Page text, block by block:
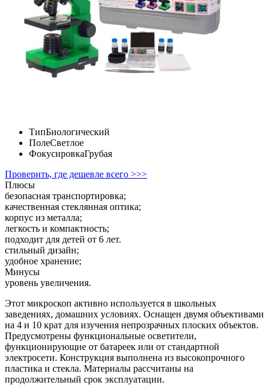
ТипБиологический
ПолеСветлое
ФокусировкаГрубая
Проверить, где дешевле всего >>>
Плюсы
безопасная транспортировка;
качественная стеклянная оптика;
корпус из металла;
легкость и компактность;
подходит для детей от 6 лет.
стильный дизайн;
удобное хранение;
Минусы
уровень увеличения.
Этот микроскоп активно используется в школьных
заведениях, домашних условиях. Оснащен двумя объективами
на 4 и 10 крат для изучения непрозрачных плоских объектов.
Предусмотрены функциональные осветители,
функционирующие от батареек или от стандартной
электросети. Конструкция выполнена из высокопрочного
пластика и стекла. Материалы рассчитаны на
продолжительный срок эксплуатации.